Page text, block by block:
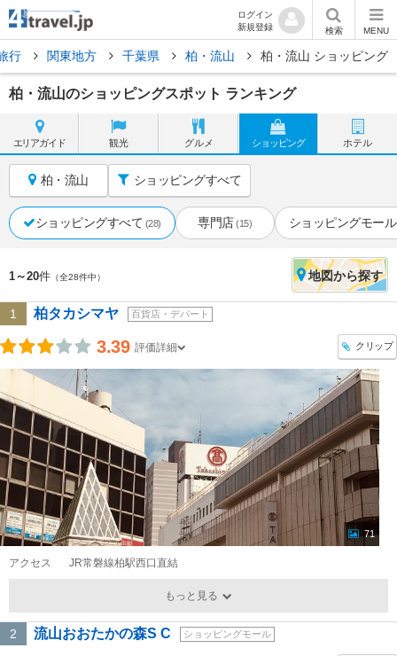
ログイン
新規登録
検索 MENU
行 関東地方 千葉県 柏・流山 柏・流山 ショッピング
柏・流山のショッピングスポット ランキング
エリアガイド 観光 グルメ ショッピング ホテル
柏・流山 ショッピングすべて
ショッピングすべて (28) 専門店 (15) ショッピングモール
1～20件 （全28件中） 地図から探す
1 柏タカシマヤ 百貨店・デパート
3.39 評価詳細 クリップ
71
アクセス JR常磐線柏駅西口直結
もっと見る
2 流山おおたかの森S C ショッピングモール